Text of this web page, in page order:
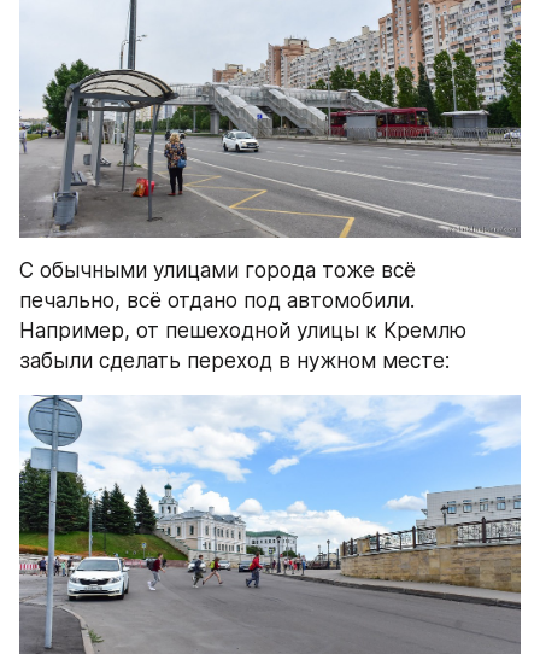
С обычными улицами города тоже всё
печально, всё отдано под автомобили.
Например, от пешеходной улицы к Кремлю
забыли сделать переход в нужном месте: